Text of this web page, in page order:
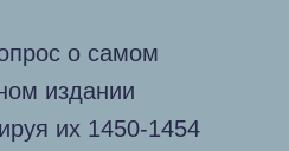
о самом
издании
их 1450-1454